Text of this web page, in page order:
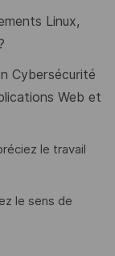
Linux,
Cybersécurité
Web et
le travail
le sens de